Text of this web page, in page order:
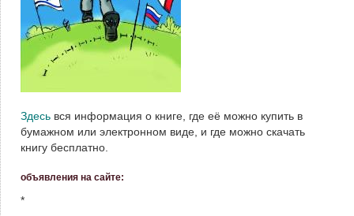
Здесь вся информация о книге, где её можно купить в
бумажном или электронном виде, и где можно скачать
книгу бесплатно.
объявления на сайте:
*